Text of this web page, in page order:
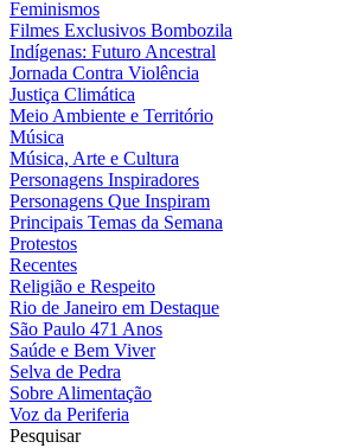
Feminismos
Filmes Exclusivos Bombozila
Indígenas: Futuro Ancestral
Jornada Contra Violência
Justiça Climática
Meio Ambiente e Território
Música
Música, Arte e Cultura
Personagens Inspiradores
Personagens Que Inspiram
Principais Temas da Semana
Protestos
Recentes
Religião e Respeito
Rio de Janeiro em Destaque
São Paulo 471 Anos
Saúde e Bem Viver
Selva de Pedra
Sobre Alimentação
Voz da Periferia
Pesquisar